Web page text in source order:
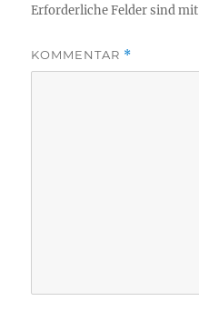
Erforderliche Felder sind mit
KOMMENTAR *